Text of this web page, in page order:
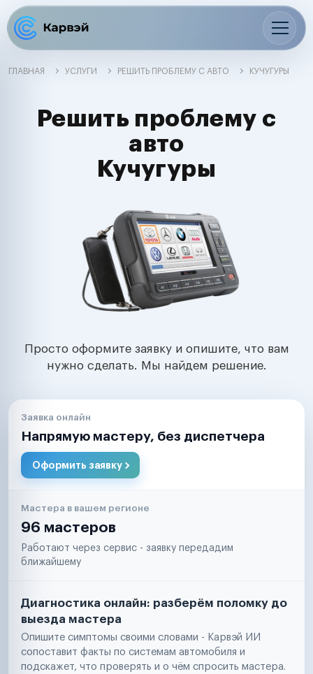
ГЛАВНАЯ УСЛУГИ РЕШИТЬ ПРОБЛЕМУ С АВТО КУЧУГУРЫ
Решить проблему с
авто
Кучугуры
Просто оформите заявку и опишите, что вам
нужно сделать. Мы найдем решение.
Заявка онлайн
Напрямую мастеру, без диспетчера
Оформить заявку
Мастера в вашем регионе
96 мастеров
Работают через сервис - заявку передадим
ближайшему
Диагностика онлайн: разберём поломку до
выезда мастера
Опишите симптомы своими словами - Карвэй ИИ
сопоставит факты по системам автомобиля и
подскажет, что проверять и о чём спросить мастера.